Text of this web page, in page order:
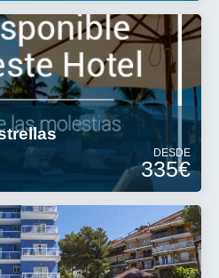
DESDE
335€